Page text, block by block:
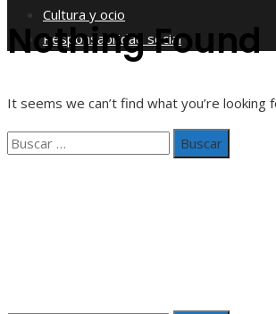
Cultura y ocio
Responsabilidad social
Nothing Found
It seems we can’t find what you’re looking
Buscar: